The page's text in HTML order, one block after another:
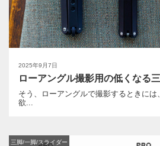
2025年9月7日
ローアングル撮影用の低くなる
そう、ローアングルで撮影するときに
欲...
三脚/一脚/スライダー